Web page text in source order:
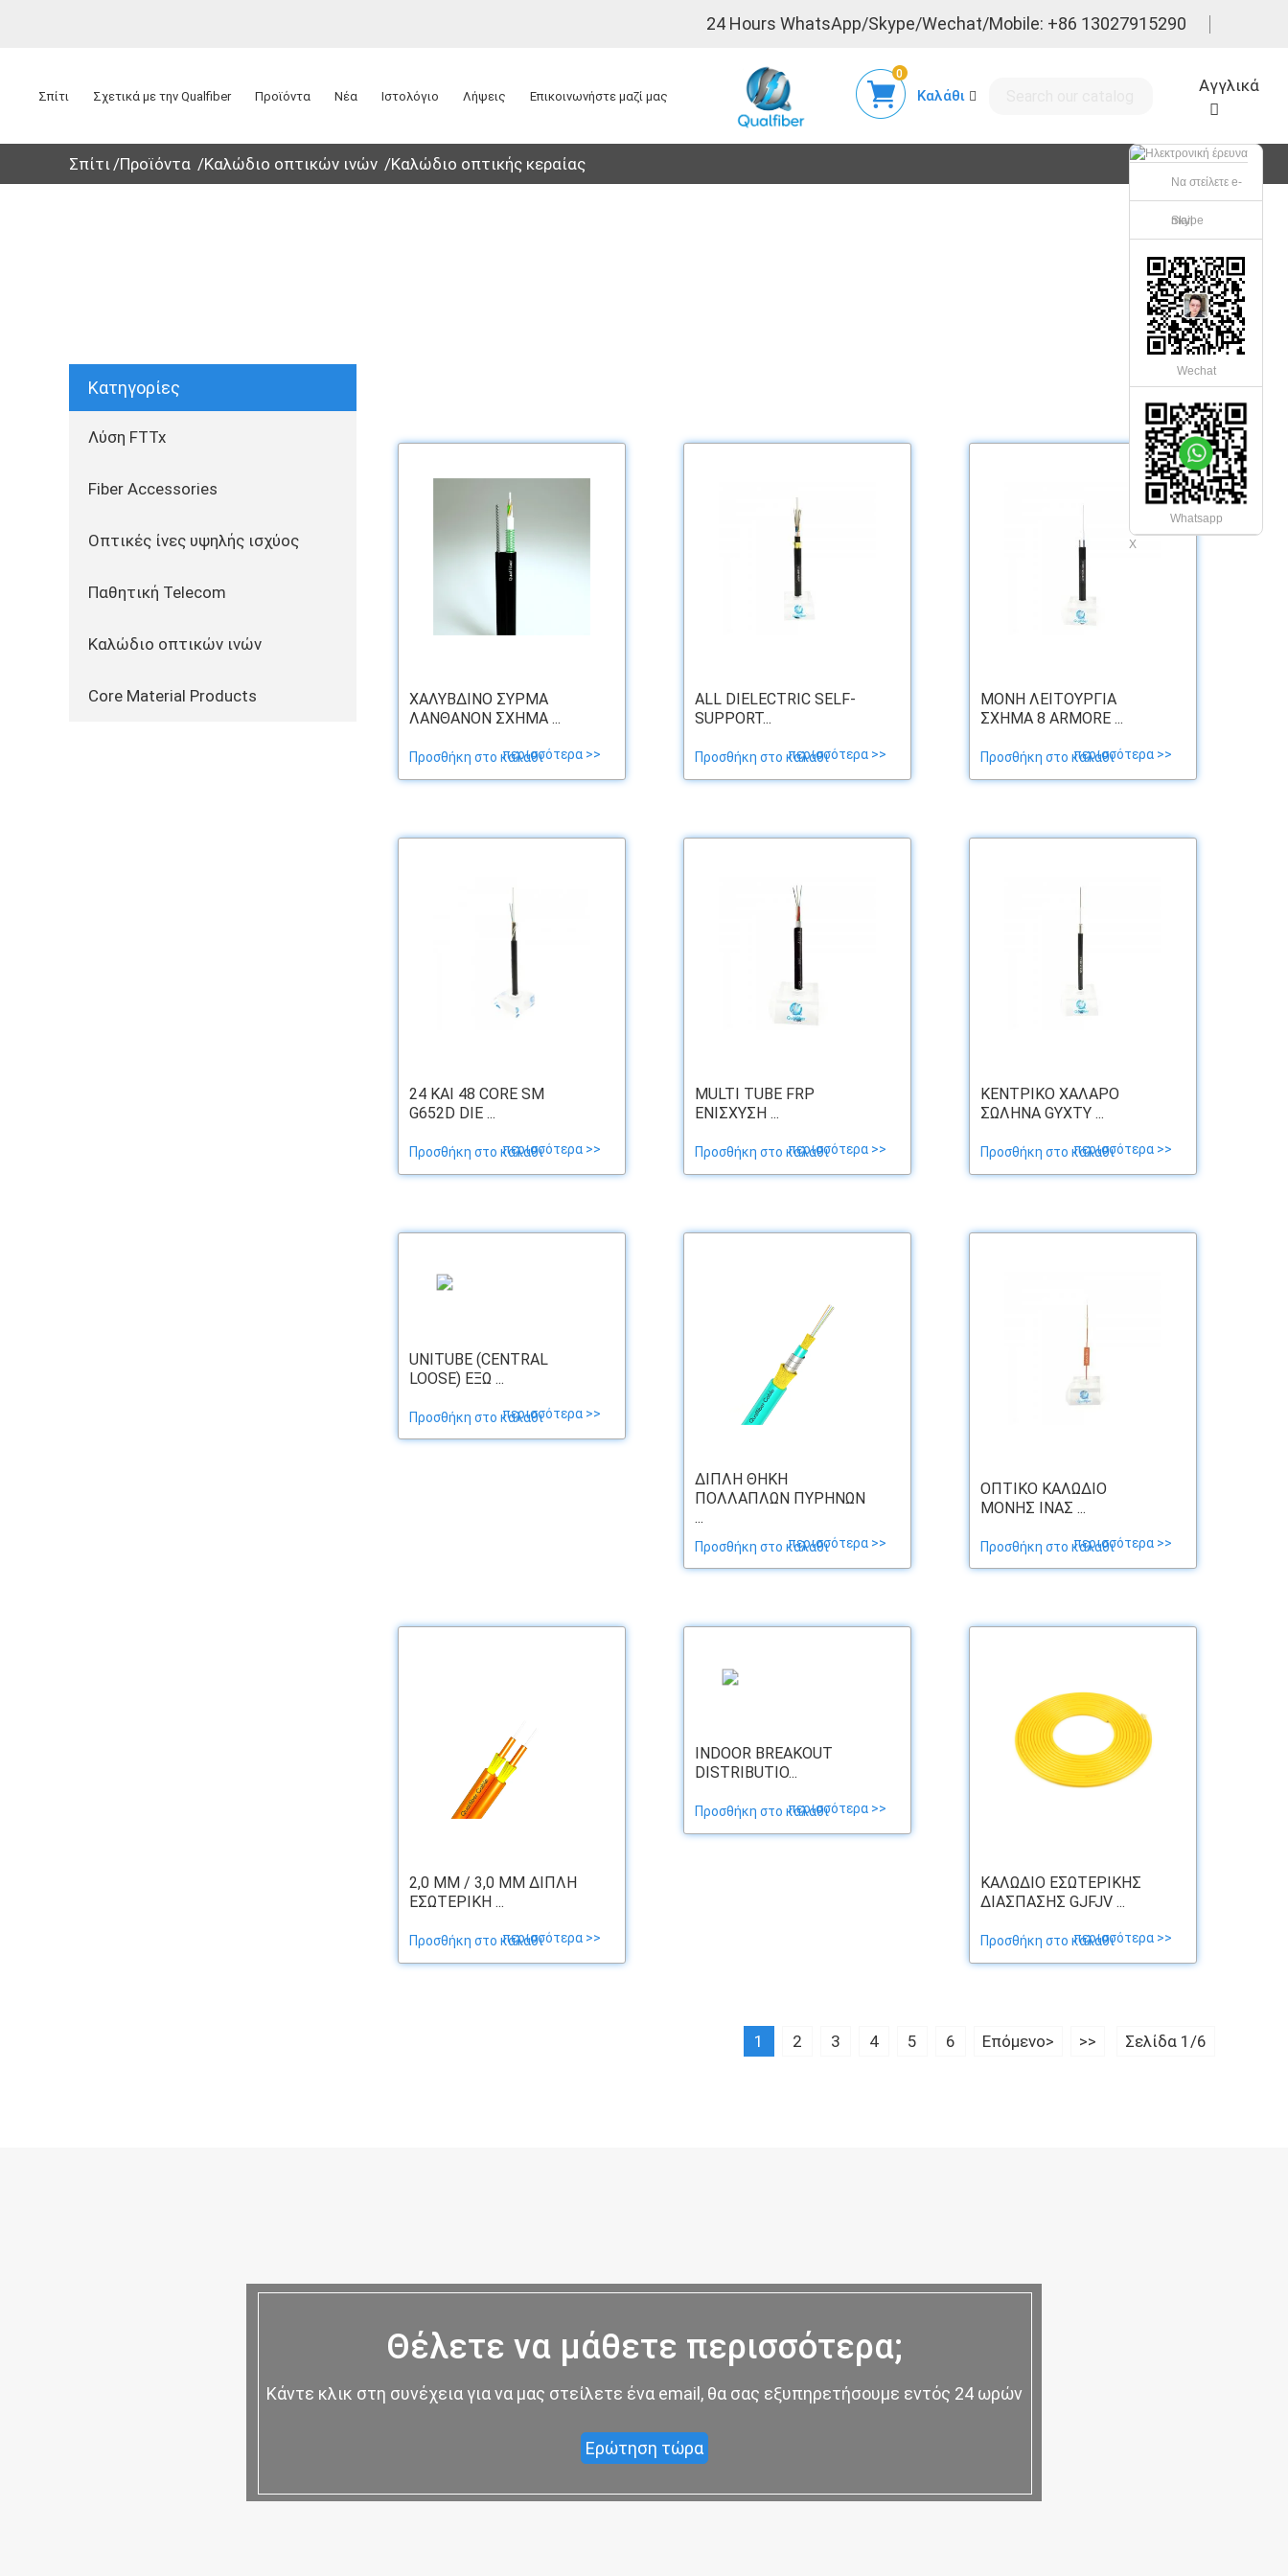
24 Hours WhatsApp/Skype/Wechat/Mobile: +86 13027915290
Σπίτι Σχετικά με την Qualfiber Προϊόντα Νέα Ιστολόγιο Λήψεις Επικοινωνήστε μαζί μας Καλάθι
0
Αγγλικά
Σπίτι Προϊόντα Καλώδιο οπτικών ινών Καλώδιο οπτικής κεραίας
Κατηγορίες
Λύση FTTx
Fiber Accessories
Οπτικές ίνες υψηλής ισχύος
Παθητική Telecom
Καλώδιο οπτικών ινών
Core Material Products
ΧΑΛΎΒΔΙΝΟ ΣΎΡΜΑ
ΛΑΝΘΆΝΟΝ ΣΧΉΜΑ ...
Προσθήκη στο καλάθιπερισσότερα >>
ALL DIELECTRIC SELF-
SUPPORT...
Προσθήκη στο καλάθιπερισσότερα >>
ΜΟΝΉ ΛΕΙΤΟΥΡΓΊΑ
ΣΧΉΜΑ 8 ARMORE ...
Προσθήκη στο καλάθιπερισσότερα >>
24 ΚΑΙ 48 CORE SM
G652D DIE ...
Προσθήκη στο καλάθιπερισσότερα >>
MULTI TUBE FRP
ΕΝΊΣΧΥΣΗ ...
Προσθήκη στο καλάθιπερισσότερα >>
ΚΕΝΤΡΙΚΌ ΧΑΛΑΡΌ
ΣΩΛΉΝΑ GYXTY ...
Προσθήκη στο καλάθιπερισσότερα >>
UNITUBE (CENTRAL
LOOSE) ΈΞΩ ...
Προσθήκη στο καλάθιπερισσότερα >>
ΔΙΠΛΉ ΘΉΚΗ
ΠΟΛΛΑΠΛΏΝ ΠΥΡΉΝΩΝ
...
Προσθήκη στο καλάθιπερισσότερα >>
ΟΠΤΙΚΌ ΚΑΛΏΔΙΟ
ΜΟΝΉΣ ΊΝΑΣ ...
Προσθήκη στο καλάθιπερισσότερα >>
2,0 MM / 3,0 MM ΔΙΠΛΉ
ΕΣΩΤΕΡΙΚΉ ...
Προσθήκη στο καλάθιπερισσότερα >>
INDOOR BREAKOUT
DISTRIBUTIO...
Προσθήκη στο καλάθιπερισσότερα >>
ΚΑΛΏΔΙΟ ΕΣΩΤΕΡΙΚΉΣ
ΔΙΆΣΠΑΣΗΣ GJFJV ...
Προσθήκη στο καλάθιπερισσότερα >>
1 2 3 4 5 6 Επόμενο> >> Σελίδα 1/6
Θέλετε να μάθετε περισσότερα;
Κάντε κλικ στη συνέχεια για να μας στείλετε ένα email, θα σας εξυπηρετήσουμε εντός 24 ωρών
Ερώτηση τώρα
Να στείλετε e-
mail
Skype
Wechat
Whatsapp
Χ